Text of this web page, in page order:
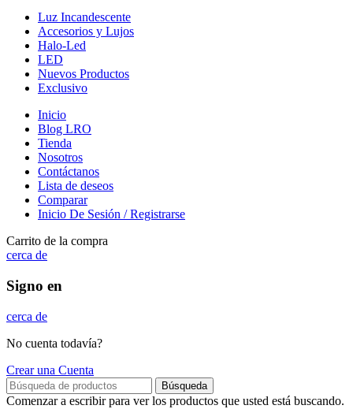
Luz Incandescente
Accesorios y Lujos
Halo-Led
LED
Nuevos Productos
Exclusivo
Inicio
Blog LRO
Tienda
Nosotros
Contáctanos
Lista de deseos
Comparar
Inicio De Sesión / Registrarse
Carrito de la compra
cerca de
Signo en
cerca de
No cuenta todavía?
Crear una Cuenta
Búsqueda
Comenzar a escribir para ver los productos que usted está buscando.